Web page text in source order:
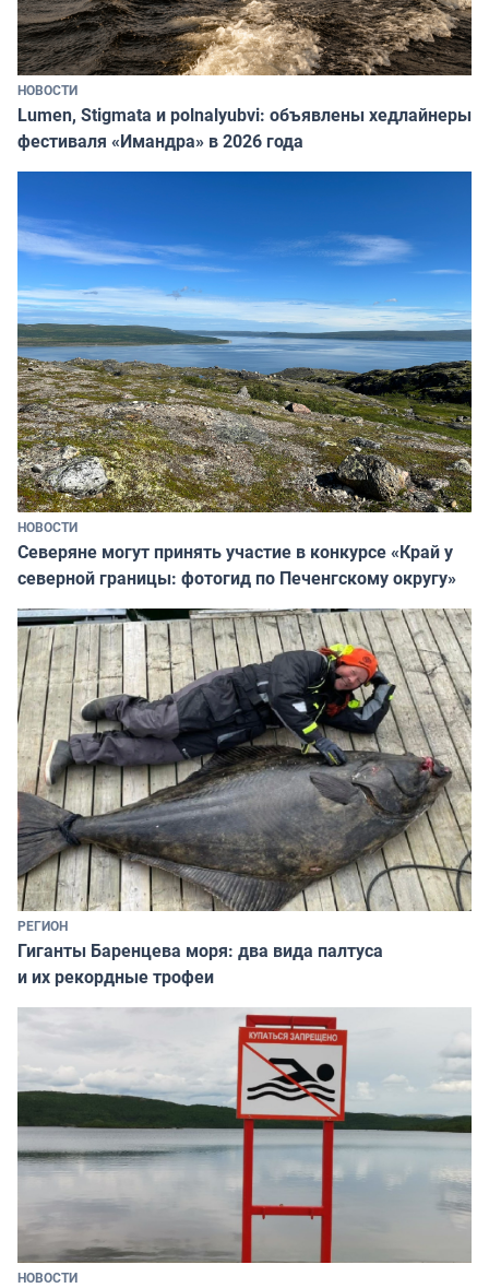
НОВОСТИ
Lumen, Stigmata и polnalyubvi: объявлены хедлайнеры
фестиваля «Имандра» в 2026 года
НОВОСТИ
Северяне могут принять участие в конкурсе «Край у
северной границы: фотогид по Печенгскому округу»
РЕГИОН
Гиганты Баренцева моря: два вида палтуса
и их рекордные трофеи
НОВОСТИ